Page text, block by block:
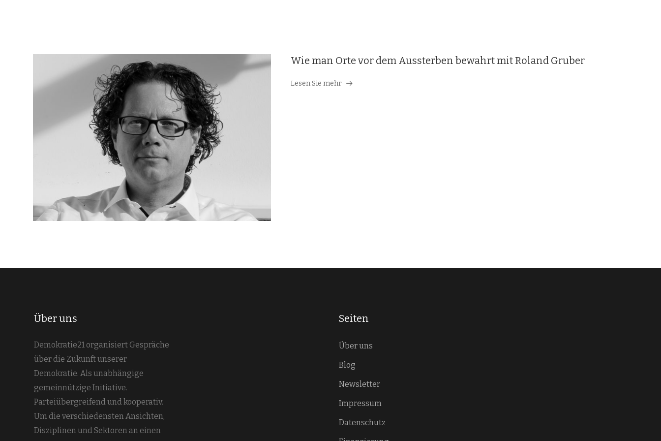
Wie man Orte vor dem Aussterben bewahrt mit Roland Gruber
Lesen Sie mehr
Über uns
Demokratie21 organisiert Gespräche
über die Zukunft unserer
Demokratie. Als unabhängige
gemeinnützige Initiative.
Parteiübergreifend und kooperativ.
Um die verschiedensten Ansichten,
Disziplinen und Sektoren an einen
Seiten
Über uns
Blog
Newsletter
Impressum
Datenschutz